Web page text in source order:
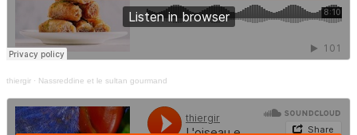
thiergir · Nassreddine et le sultan gourmand